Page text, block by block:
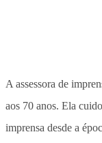
A assessora de
aos 70 anos. Ela
imprensa desde a